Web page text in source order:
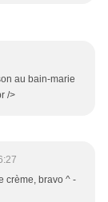
au bain-marie
/>
crème, bravo ^ -